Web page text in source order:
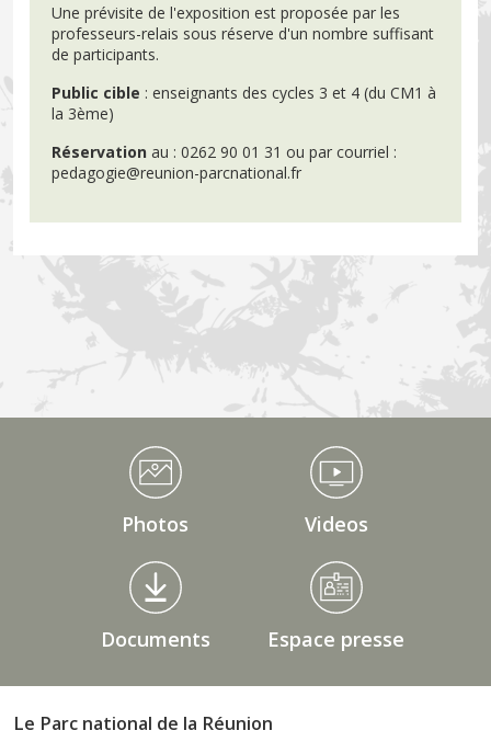
Une prévisite de l'exposition est proposée par les
professeurs-relais sous réserve d'un nombre suffisant
de participants.
Public cible : enseignants des cycles 3 et 4 (du CM1 à
la 3ème)
Réservation au : 0262 90 01 31 ou par courriel :
pedagogie@reunion-parcnational.fr
Médiathèque Footer
Photos Videos
Documents Espace presse
Le Parc national de la Réunion